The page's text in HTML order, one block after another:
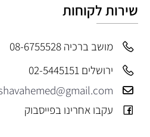
שירות לקוחות
מושב ברכיה 08-6755528
ירושלים 02-5445151
עקבו אחרינו בפייסבוק